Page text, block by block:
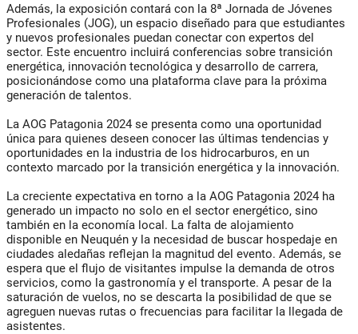
Además, la exposición contará con la 8ª Jornada de Jóvenes
Profesionales (JOG), un espacio diseñado para que estudiantes
y nuevos profesionales puedan conectar con expertos del
sector. Este encuentro incluirá conferencias sobre transición
energética, innovación tecnológica y desarrollo de carrera,
posicionándose como una plataforma clave para la próxima
generación de talentos.
La AOG Patagonia 2024 se presenta como una oportunidad
única para quienes deseen conocer las últimas tendencias y
oportunidades en la industria de los hidrocarburos, en un
contexto marcado por la transición energética y la innovación.
La creciente expectativa en torno a la AOG Patagonia 2024 ha
generado un impacto no solo en el sector energético, sino
también en la economía local. La falta de alojamiento
disponible en Neuquén y la necesidad de buscar hospedaje en
ciudades aledañas reflejan la magnitud del evento. Además, se
espera que el flujo de visitantes impulse la demanda de otros
servicios, como la gastronomía y el transporte. A pesar de la
saturación de vuelos, no se descarta la posibilidad de que se
agreguen nuevas rutas o frecuencias para facilitar la llegada de
asistentes.